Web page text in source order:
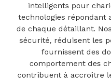
intelligents pour
technologies répondant
de chaque détaillant.
sécurité, réduisent les
fournissent des
comportement des
contribuent à accroître